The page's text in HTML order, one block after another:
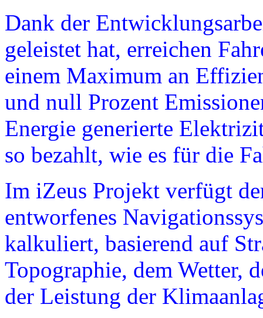
Dank der
geleistet hat, erreichen
einem Maximum an
und null Prozent
Energie generierte
so bezahlt, wie es für die
Im iZeus Projekt verfügt
entworfenes
kalkuliert, basierend auf
Topographie, dem Wetter,
der Leistung der